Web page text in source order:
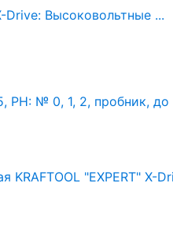
Drive: Высоковольтные ...